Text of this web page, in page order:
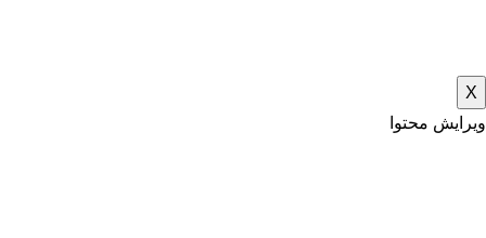
X
ویرایش محتوا